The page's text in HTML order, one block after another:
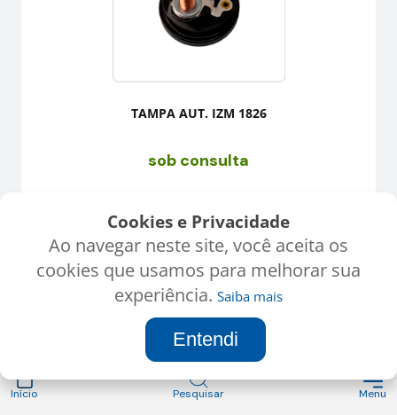
Início Pesquisar Menu
TAMPA AUT. IZM 1826
sob consulta
Cookies e Privacidade
Ao navegar neste site, você aceita os
cookies que usamos para melhorar sua
experiência. Saiba mais
Entendi